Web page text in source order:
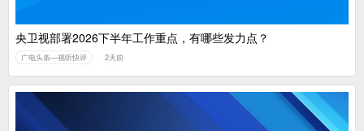
央卫视部署2026下半年工作重点，有哪些发力点？
广电头条—视听快评 2天前